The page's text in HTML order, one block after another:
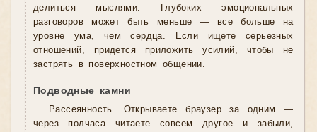
делиться мыслями. Глубоких эмоциональных
разговоров может быть меньше — все больше на
уровне ума, чем сердца. Если ищете серьезных
отношений, придется приложить усилий, чтобы не
застрять в поверхностном общении.
Подводные камни
Рассеянность. Открываете браузер за одним —
через полчаса читаете совсем другое и забыли,